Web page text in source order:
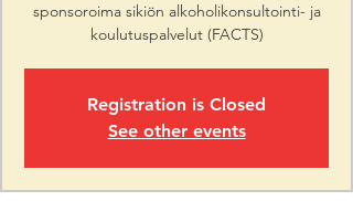
sponsoroima sikiön alkoholikonsultointi- ja
koulutuspalvelut (FACTS)
Registration is Closed
See other events